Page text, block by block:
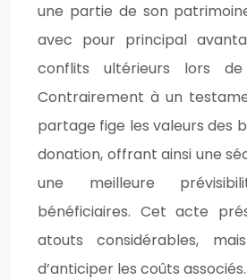
une partie de son
avec pour principal
conflits ultérieurs lors de
Contrairement à un
partage fige les valeurs des
donation, offrant ainsi une
une meilleure
bénéficiaires. Cet acte
atouts considérables,
d’anticiper les coûts associés.